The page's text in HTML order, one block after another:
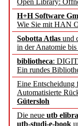
Open Library:
H+H Software
Wie Sie mit HAN
Sobotta Atlas und
in der Anatomie
bibliotheca:
Ein rundes
Eine Entscheidung
Automatisierte
Gütersloh
Die neue utb
utb-studi-e-book
und